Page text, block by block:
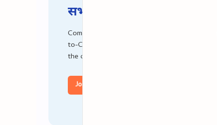
सभी प्रकार की डिजिटल
Common Services Centres are the access
to-Citizen (G2C) and Business-to-Citizen
the citizen.
Join Us